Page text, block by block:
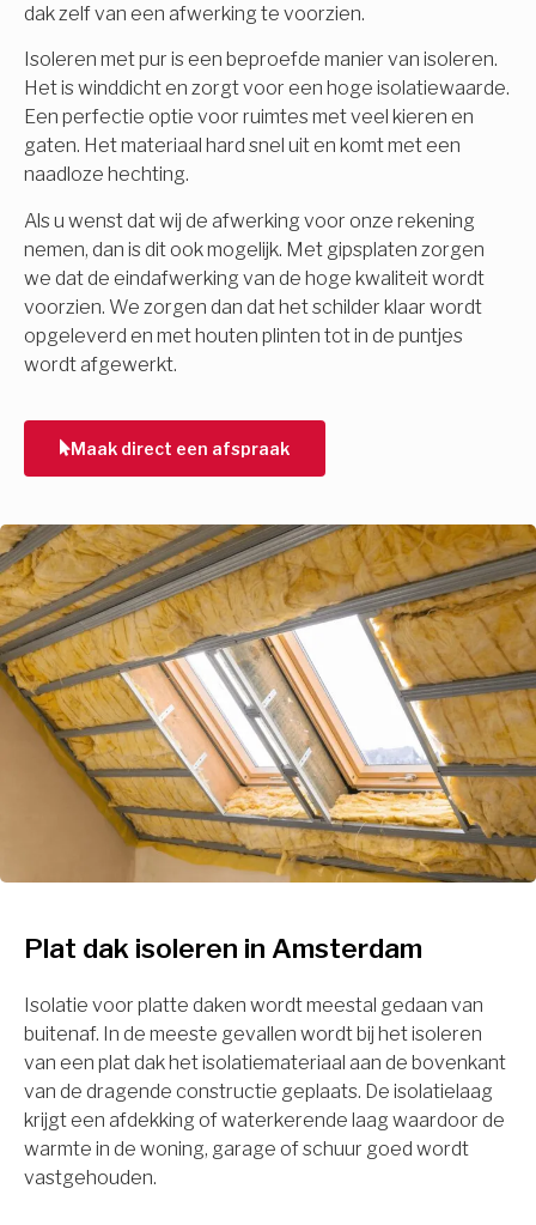
dak zelf van een afwerking te voorzien.
Isoleren met pur is een beproefde manier van isoleren.
Het is winddicht en zorgt voor een hoge isolatiewaarde.
Een perfectie optie voor ruimtes met veel kieren en
gaten. Het materiaal hard snel uit en komt met een
naadloze hechting.
Als u wenst dat wij de afwerking voor onze rekening
nemen, dan is dit ook mogelijk. Met gipsplaten zorgen
we dat de eindafwerking van de hoge kwaliteit wordt
voorzien. We zorgen dan dat het schilder klaar wordt
opgeleverd en met houten plinten tot in de puntjes
wordt afgewerkt.
Maak direct een afspraak
Plat dak isoleren in Amsterdam
Isolatie voor platte daken wordt meestal gedaan van
buitenaf. In de meeste gevallen wordt bij het isoleren
van een plat dak het isolatiemateriaal aan de bovenkant
van de dragende constructie geplaats. De isolatielaag
krijgt een afdekking of waterkerende laag waardoor de
warmte in de woning, garage of schuur goed wordt
vastgehouden.